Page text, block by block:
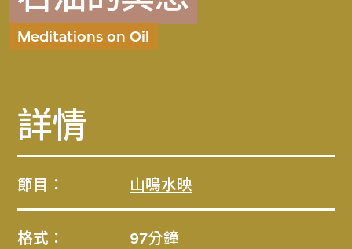
Meditations on Oil
詳情
節目： 山鳴水映
格式： 97分鐘